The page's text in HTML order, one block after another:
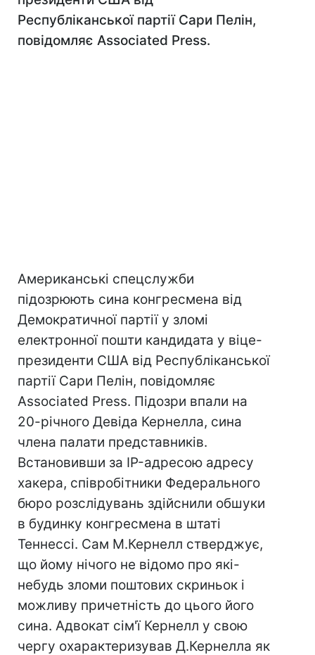
Республіканської партії Сари Пелін,
повідомляє Associated Press.
Американські спецслужби
підозрюють сина конгресмена від
Демократичної партії у зломі
електронної пошти кандидата у віце-
президенти США від Республіканської
партії Сари Пелін, повідомляє
Associated Press. Підозри впали на
20-річного Девіда Кернелла, сина
члена палати представників.
Встановивши за IP-адресою адресу
хакера, співробітники Федерального
бюро розслідувань здійснили обшуки
в будинку конгресмена в штаті
Теннессі. Сам М.Кернелл стверджує,
що йому нічого не відомо про які-
небудь зломи поштових скриньок і
можливу причетність до цього його
сина. Адвокат сім'ї Кернелл у свою
чергу охарактеризував Д.Кернелла як